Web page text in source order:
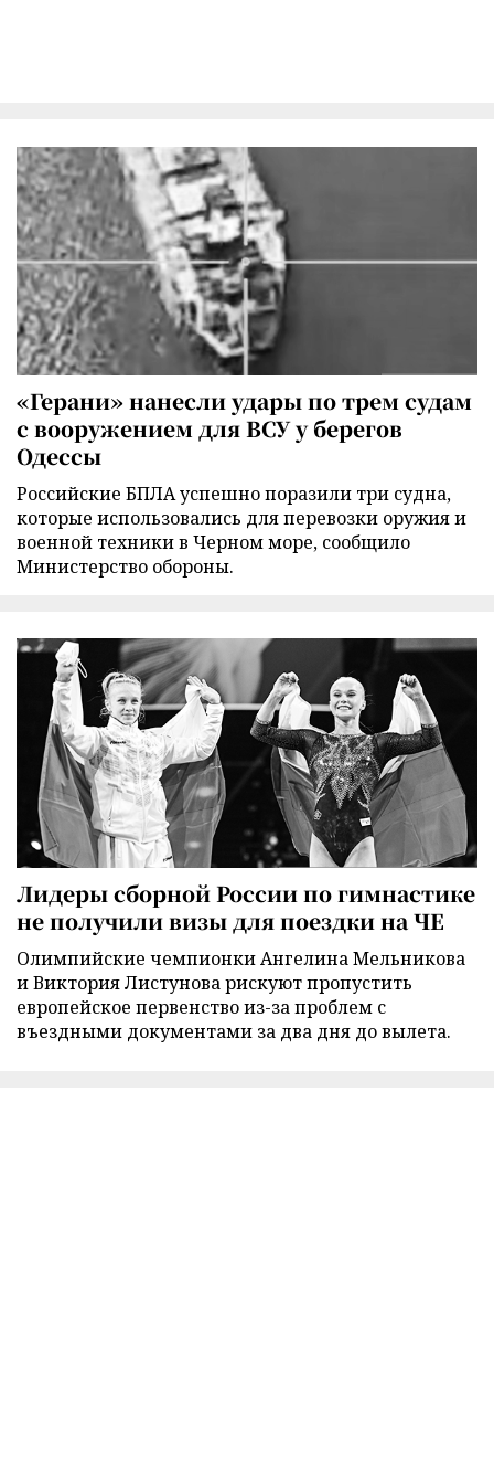
«Герани» нанесли удары по трем судам
с вооружением для ВСУ у берегов
Одессы
Российские БПЛА успешно поразили три судна,
которые использовались для перевозки оружия и
военной техники в Черном море, сообщило
Министерство обороны.
Лидеры сборной России по гимнастике
не получили визы для поездки на ЧЕ
Олимпийские чемпионки Ангелина Мельникова
и Виктория Листунова рискуют пропустить
европейское первенство из-за проблем с
въездными документами за два дня до вылета.